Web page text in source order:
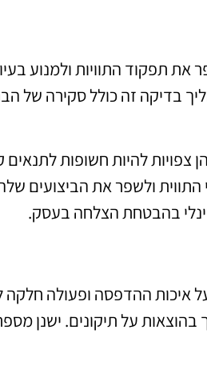
תפקוד התוויות ולמנוע
בדיקה זה כולל סקירה של
צפויות להיות חשופות
התווית ולשפר את הביצועים
בהבטחת הצלחה בעסק.
איכות ההדפסה ופעולה חלקה
על תיקונים. ישנן